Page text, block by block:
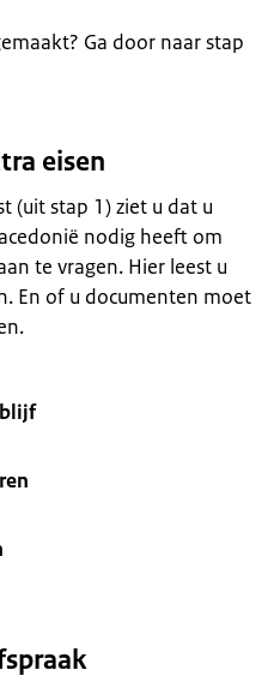
Ga door naar stap
eisen
(uit stap 1) ziet u dat u
nodig heeft om
te vragen. Hier leest u
En of u documenten moet